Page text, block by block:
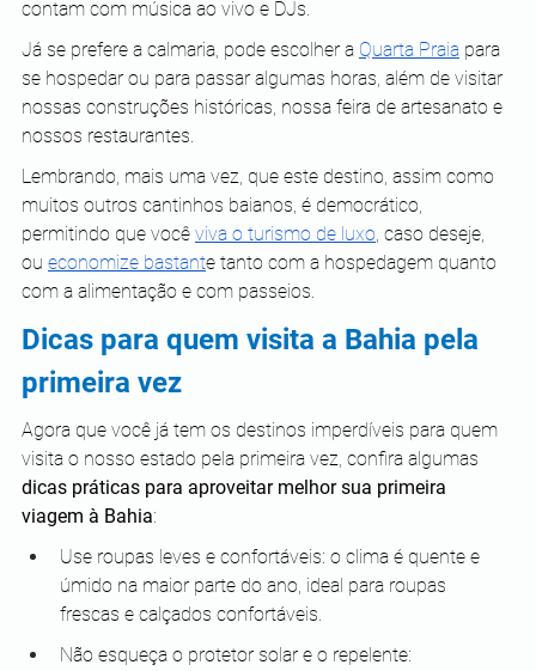
contam com música ao vivo e DJs.
Já se prefere a calmaria, pode escolher a Quarta Praia para
se hospedar ou para passar algumas horas, além de visitar
nossas construções históricas, nossa feira de artesanato e
nossos restaurantes.
Lembrando, mais uma vez, que este destino, assim como
muitos outros cantinhos baianos, é democrático,
permitindo que você viva o turismo de luxo, caso deseje,
ou economize bastante tanto com a hospedagem quanto
com a alimentação e com passeios.
Dicas para quem visita a Bahia pela
primeira vez
Agora que você já tem os destinos imperdíveis para quem
visita o nosso estado pela primeira vez, confira algumas
dicas práticas para aproveitar melhor sua primeira
viagem à Bahia:
Use roupas leves e confortáveis: o clima é quente e
úmido na maior parte do ano, ideal para roupas
frescas e calçados confortáveis.
Não esqueça o protetor solar e o repelente: